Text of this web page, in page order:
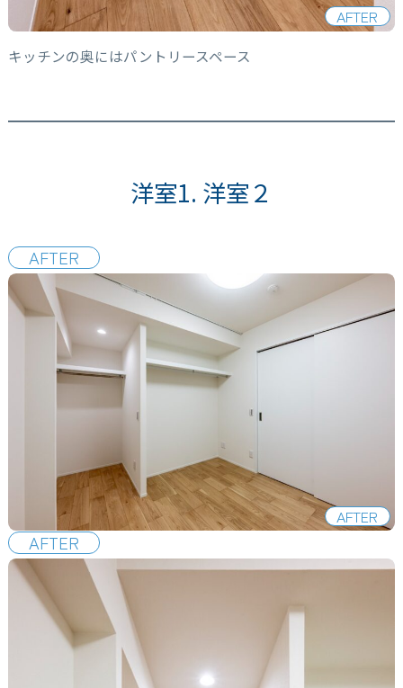
AFTER
キッチンの奥にはパントリースペース
洋室1. 洋室２
AFTER
AFTER
AFTER